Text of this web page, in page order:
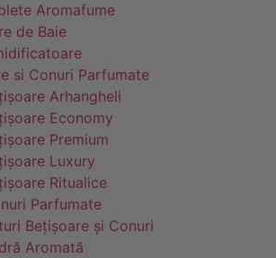
Aromafume
de Baie
si Conuri Parfumate
Arhangheli
Economy
Premium
Luxury
Ritualice
Parfumate
Bețișoare și Conuri
Aromată